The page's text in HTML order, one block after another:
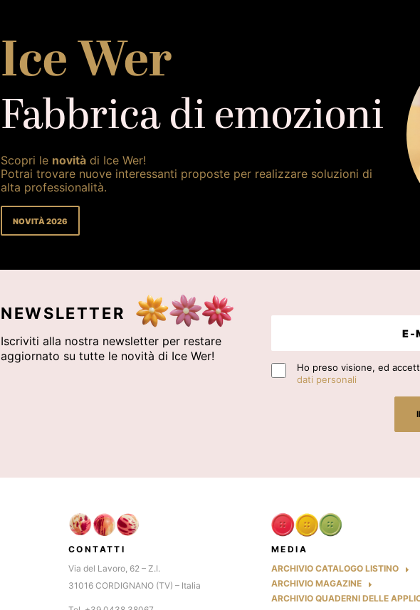
Ice Wer
Fabbrica di emozioni
Scopri le novità di Ice Wer!
Potrai trovare nuove interessanti proposte per realizzare soluzioni di
alta professionalità.
NOVITÀ 2026
NEWSLETTER
Iscriviti alla nostra newsletter per restare
aggiornato su tutte le novità di Ice Wer!
Ho preso visione, ed
dati personali
CONTATTI
Via del Lavoro, 62 – Z.I.
31016 CORDIGNANO (TV) – Italia
MEDIA
ARCHIVIO CATALOGO LISTINO
ARCHIVIO MAGAZINE
ARCHIVIO QUADERNI DELLE